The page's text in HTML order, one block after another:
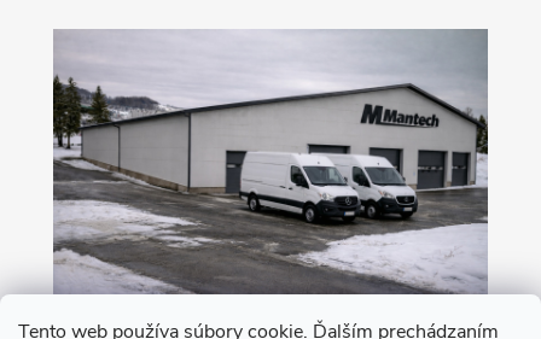
Tento web používa súbory cookie. Ďalším prechádzaním